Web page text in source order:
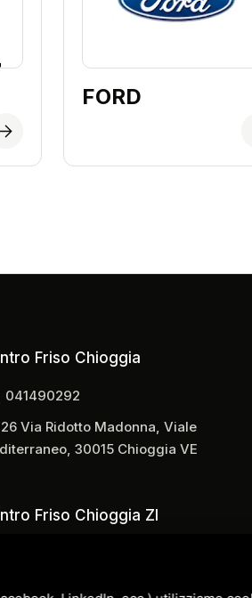
FORD
Friso Chioggia
041490292
26 Via Ridotto Madonna, Viale
30015 Chioggia VE
Friso Chioggia ZI